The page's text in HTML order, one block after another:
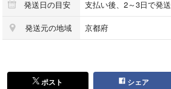
発送日の目安 支払い後、2～3日で発送
発送元の地域 京都府
ポスト シェア